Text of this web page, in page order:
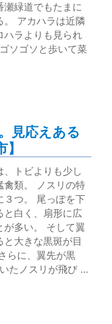
瀬緑道でもたまに
。 アカハラは近隣
ハラよりも見られ
ソゴソと歩いて菜
千葉県浦安市】” の
見応えある
、トビよりも少し
禽類。 ノスリの特
３つ。 尾っぽを下
と白く、扇形に広
が多い。 そして翼
と大きな黒斑が目
らに、翼先が黒
たノスリが飛び …
空中戦【千葉県浦安市